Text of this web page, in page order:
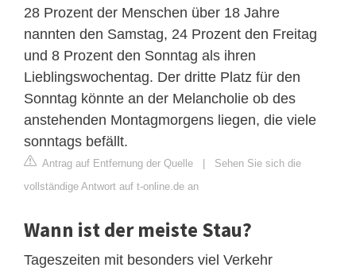
28 Prozent der Menschen über 18 Jahre
nannten den Samstag, 24 Prozent den Freitag
und 8 Prozent den Sonntag als ihren
Lieblingswochentag. Der dritte Platz für den
Sonntag könnte an der Melancholie ob des
anstehenden Montagmorgens liegen, die viele
sonntags befällt.
Antrag auf Entfernung der Quelle | Sehen Sie sich die
vollständige Antwort auf t-online.de an
Wann ist der meiste Stau?
Tageszeiten mit besonders viel Verkehr